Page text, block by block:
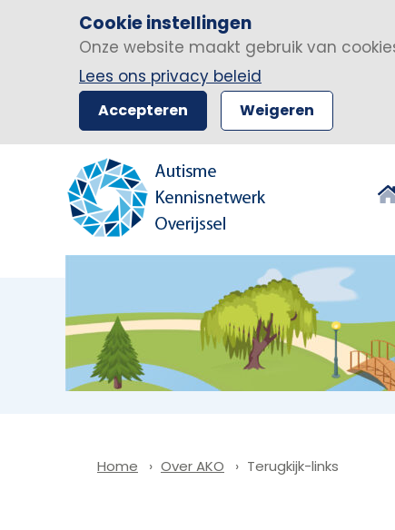
Cookie instellingen
Onze website maakt gebruik van
Lees ons privacy beleid
Accepteren Weigeren
Home Over AKO Terugkijk-links